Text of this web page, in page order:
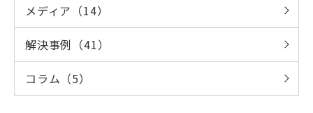
メディア（14）
解決事例（41）
コラム（5）